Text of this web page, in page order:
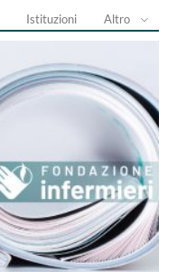
Istituzioni Altro